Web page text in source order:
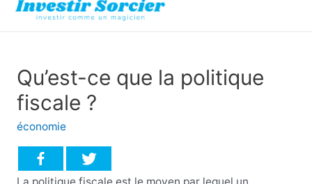
Qu’est-ce que la politique
fiscale ?
économie